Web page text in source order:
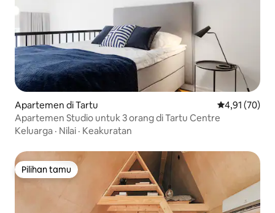
Apartemen di Tartu Nilai rata-rata
4,91 (70)
Apartemen Studio untuk 3 orang di Tartu Centre
Keluarga · Nilai · Keakuratan
Pilihan tamu
Pilihan tamu